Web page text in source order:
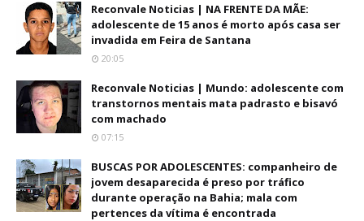
Reconvale Noticias | NA FRENTE DA MÃE:
adolescente de 15 anos é morto após casa ser
invadida em Feira de Santana
20:05
Reconvale Noticias | Mundo: adolescente com
transtornos mentais mata padrasto e bisavó
com machado
07:15
BUSCAS POR ADOLESCENTES: companheiro de
jovem desaparecida é preso por tráfico
durante operação na Bahia; mala com
pertences da vítima é encontrada